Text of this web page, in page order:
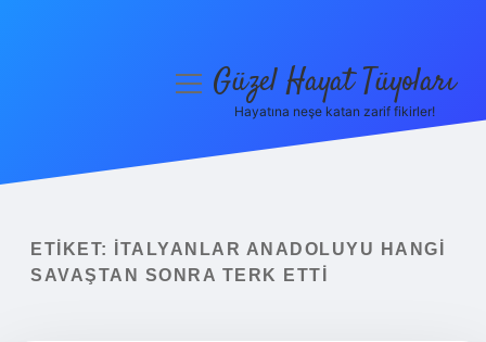
Yasal Uyarı
menüyüGüzel Hayat Tüyoları
Hayatına neşe katan zarif fikirler!
ETIKET:
İTALYANLAR ANADOLUYU HANGI
SAVAŞTAN SONRA TERK ETTI